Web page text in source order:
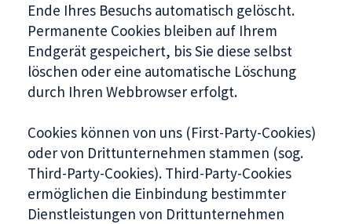
Ende Ihres Besuchs automatisch gelöscht.
Permanente Cookies bleiben auf Ihrem
Endgerät gespeichert, bis Sie diese selbst
löschen oder eine automatische Löschung
durch Ihren Webbrowser erfolgt.
Cookies können von uns (First-Party-Cookies)
oder von Drittunternehmen stammen (sog.
Third-Party-Cookies). Third-Party-Cookies
ermöglichen die Einbindung bestimmter
Dienstleistungen von Drittunternehmen